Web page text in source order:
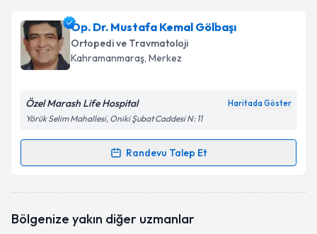
Op. Dr. Mustafa Kemal Gölbaşı
Ortopedi ve Travmatoloji
Kahramanmaraş, Merkez
Özel Marash Life Hospital Haritada Göster
Yörük Selim Mahallesi, Oniki Şubat Caddesi N: 11
Randevu Talep Et
Randevu Takvimi Talebi
talebi oluşturun. Size bu uzmandan randevu almanız
Bölgenize yakın diğer uzmanlar